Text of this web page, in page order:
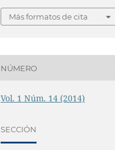
Más formatos de cita
NÚMERO
Vol. 1 Núm. 14 (2014)
SECCIÓN